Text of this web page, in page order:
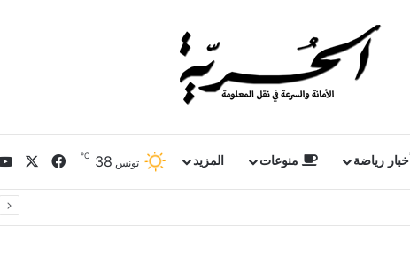
أخبار رياضة منوعات المزيد تونس 38
℃ فيسبوك